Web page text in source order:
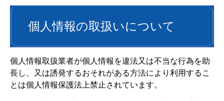
個人情報の取扱いについて
個人情報取扱業者が個人情報を違法又は不当な行為を助
長し、又は誘発するおそれがある方法により利用するこ
とは個人情報保護法上禁止されています。